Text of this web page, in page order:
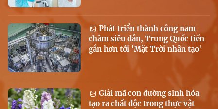
Phát triển thành công nam
châm siêu dẫn, Trung Quốc tiến
gần hơn tới 'Mặt Trời nhân tạo'
Giải mã con đường sinh hóa
tạo ra chất độc trong thực vật